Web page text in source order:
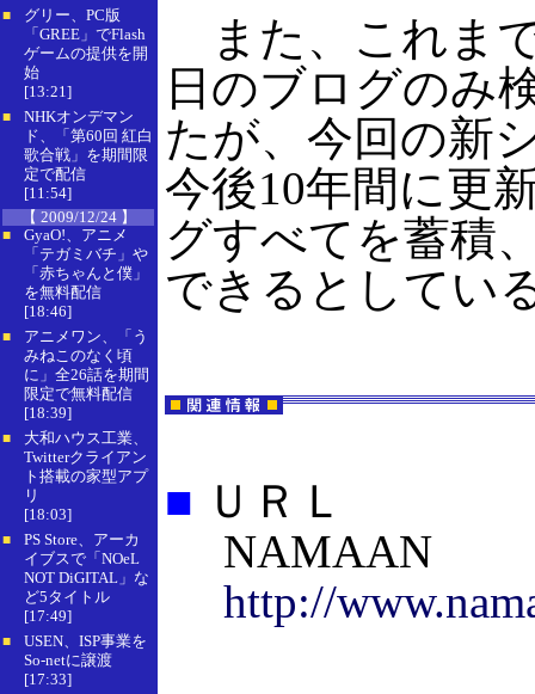
■
グリー、PC版
「GREE」でFlash
ゲームの提供を開
始
[13:21]
■
NHKオンデマン
ド、「第60回 紅白
歌合戦」を期間限
定で配信
[11:54]
【 2009/12/24 】
■
GyaO!、アニメ
「テガミバチ」や
「赤ちゃんと僕」
を無料配信
[18:46]
■
アニメワン、「う
みねこのなく頃
に」全26話を期間
限定で無料配信
[18:39]
■
大和ハウス工業、
Twitterクライアン
ト搭載の家型アプ
リ
[18:03]
■
PS Store、アーカ
イブスで「NOeL
NOT DiGITAL」な
ど5タイトル
[17:49]
■
USEN、ISP事業を
So-netに譲渡
[17:33]
また、これま
日のブログのみ
たが、今回の新
今後10年間に更
グすべてを蓄積
できるとしてい
■ ＵＲＬ
NAMAAN
http://